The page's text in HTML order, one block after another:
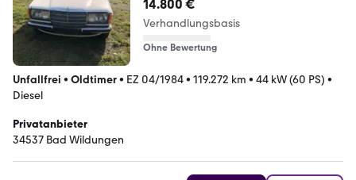
14.800 €
Verhandlungsbasis
Ohne Bewertung
Unfallfrei • Oldtimer• EZ 04/1984• 119.272 km • 44 kW (60 PS) •
Diesel
Privatanbieter
34537 Bad Wildungen